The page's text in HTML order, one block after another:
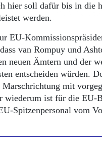
hier soll dafür bis in die
werden.
EU-
van Rompuy und
neuen Ämtern und der
entscheiden würden.
mit
wiederum ist für die EU-
Spitzenpersonal vom